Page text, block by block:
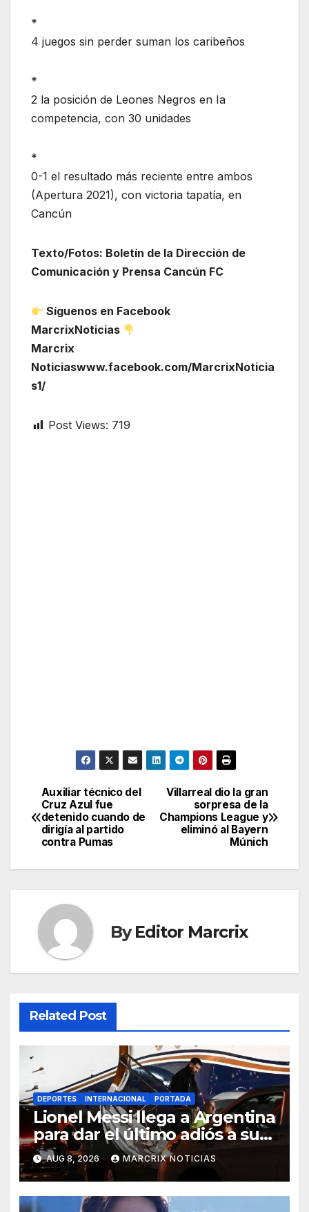
*
4 juegos sin perder suman los caribeños
*
2 la posición de Leones Negros en Ia
competencia, con 30 unidades
*
0-1 el resultado más reciente entre ambos
(Apertura 2021), con victoria tapatía, en
Cancún
Texto/Fotos: Boletín de la Dirección de
Comunicación y Prensa Cancún FC
Síguenos en Facebook
MarcrixNoticias
Marcrix
Noticiaswww.facebook.com/MarcrixNoticia
s1/
Post Views: 719
Post
navigation
Villarreal dio la gran
sorpresa de la
Champions League y
eliminó al Bayern
Múnich
Auxiliar técnico del
Cruz Azul fue
detenido cuando de
dirigía al partido
contra Pumas
ByEditor Marcrix
Related Post
DEPORTES INTERNACIONAL PORTADA
Lionel Messi llega a Argentina
para dar el último adiós a su
padre
AUG 8, 2026 MARCRIX NOTICIAS